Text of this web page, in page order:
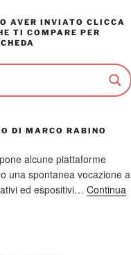
AVER INVIATO CLICCA
TI COMPARE PER
DI MARCO RABINO
alcune piattaforme
una spontanea vocazione a
ed espositivi… Continua